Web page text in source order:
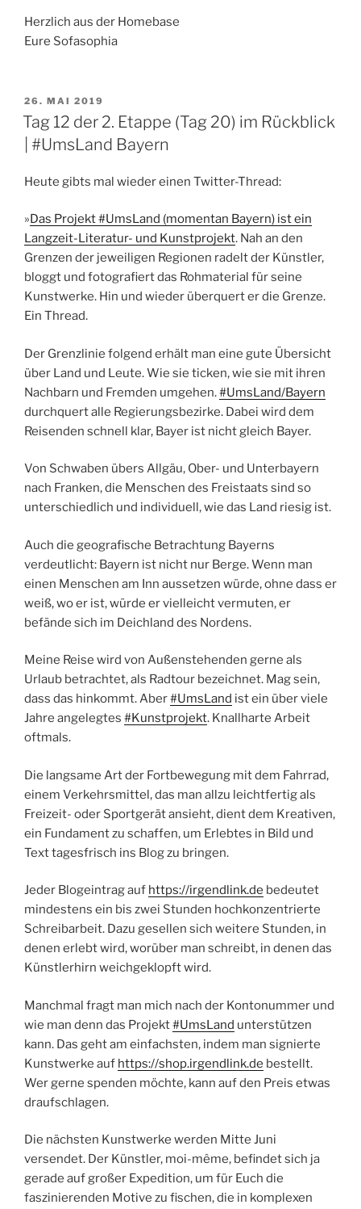
Herzlich aus der Homebase
Eure Sofasophia
VERÖFFENTLICHT
AM
26. MAI 2019
Tag 12 der 2. Etappe (Tag 20) im Rückblick
| #UmsLand Bayern
Heute gibts mal wieder einen Twitter-Thread:
»Das Projekt #UmsLand (momentan Bayern) ist ein
Langzeit-Literatur- und Kunstprojekt. Nah an den
Grenzen der jeweiligen Regionen radelt der Künstler,
bloggt und fotografiert das Rohmaterial für seine
Kunstwerke. Hin und wieder überquert er die Grenze.
Ein Thread.
Der Grenzlinie folgend erhält man eine gute Übersicht
über Land und Leute. Wie sie ticken, wie sie mit ihren
Nachbarn und Fremden umgehen.#UmsLand/Bayern
durchquert alle Regierungsbezirke. Dabei wird dem
Reisenden schnell klar, Bayer ist nicht gleich Bayer.
Von Schwaben übers Allgäu, Ober- und Unterbayern
nach Franken, die Menschen des Freistaats sind so
unterschiedlich und individuell, wie das Land riesig ist.
Auch die geografische Betrachtung Bayerns
verdeutlicht: Bayern ist nicht nur Berge. Wenn man
einen Menschen am Inn aussetzen würde, ohne dass er
weiß, wo er ist, würde er vielleicht vermuten, er
befände sich im Deichland des Nordens.
Meine Reise wird von Außenstehenden gerne als
Urlaub betrachtet, als Radtour bezeichnet. Mag sein,
dass das hinkommt. Aber#UmsLand ist ein über viele
Jahre angelegtes #Kunstprojekt. Knallharte Arbeit
oftmals.
Die langsame Art der Fortbewegung mit dem Fahrrad,
einem Verkehrsmittel, das man allzu leichtfertig als
Freizeit- oder Sportgerät ansieht, dient dem Kreativen,
ein Fundament zu schaffen, um Erlebtes in Bild und
Text tagesfrisch ins Blog zu bringen.
Jeder Blogeintrag auf https://irgendlink.de bedeutet
mindestens ein bis zwei Stunden hochkonzentrierte
Schreibarbeit. Dazu gesellen sich weitere Stunden, in
denen erlebt wird, worüber man schreibt, in denen das
Künstlerhirn weichgeklopft wird.
Manchmal fragt man mich nach der Kontonummer und
wie man denn das Projekt#UmsLand unterstützen
kann. Das geht am einfachsten, indem man signierte
Kunstwerke auf https://shop.irgendlink.de bestellt.
Wer gerne spenden möchte, kann auf den Preis etwas
draufschlagen.
Die nächsten Kunstwerke werden Mitte Juni
versendet. Der Künstler, moi-même, befindet sich ja
gerade auf großer Expedition, um für Euch die
faszinierenden Motive zu fischen, die in komplexen